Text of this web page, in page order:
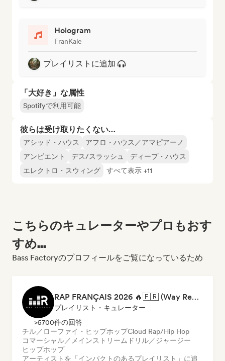
Hologram
FranKale
プレイリストに追加
「大好き」な属性
Spotifyで利用可能
彼らは受け取りたくない…
アシッド・ハウス
アフロ・ハウス／アマピアーノ
アンビエント
デス/スラッシュ
ディープ・ハウス
エレクトロ・スウィング
すべて表示 +11
こちらのキュレーターやプロもおす
すめ...
Bass Factoryのプロフィールをご覧になっているため
RAP FRANÇAIS 2026 🔥🇫🇷 (Way Records)
プレイリスト・キュレーター
>5700件の回答
チル／ローファイ・ヒップホップCloud Rap/Hip Hop
コマーシャル／メインストリーム ドリル／ジャージー
ヒップホップ
アーティストを「インパクトのあるプレイリスト」に追